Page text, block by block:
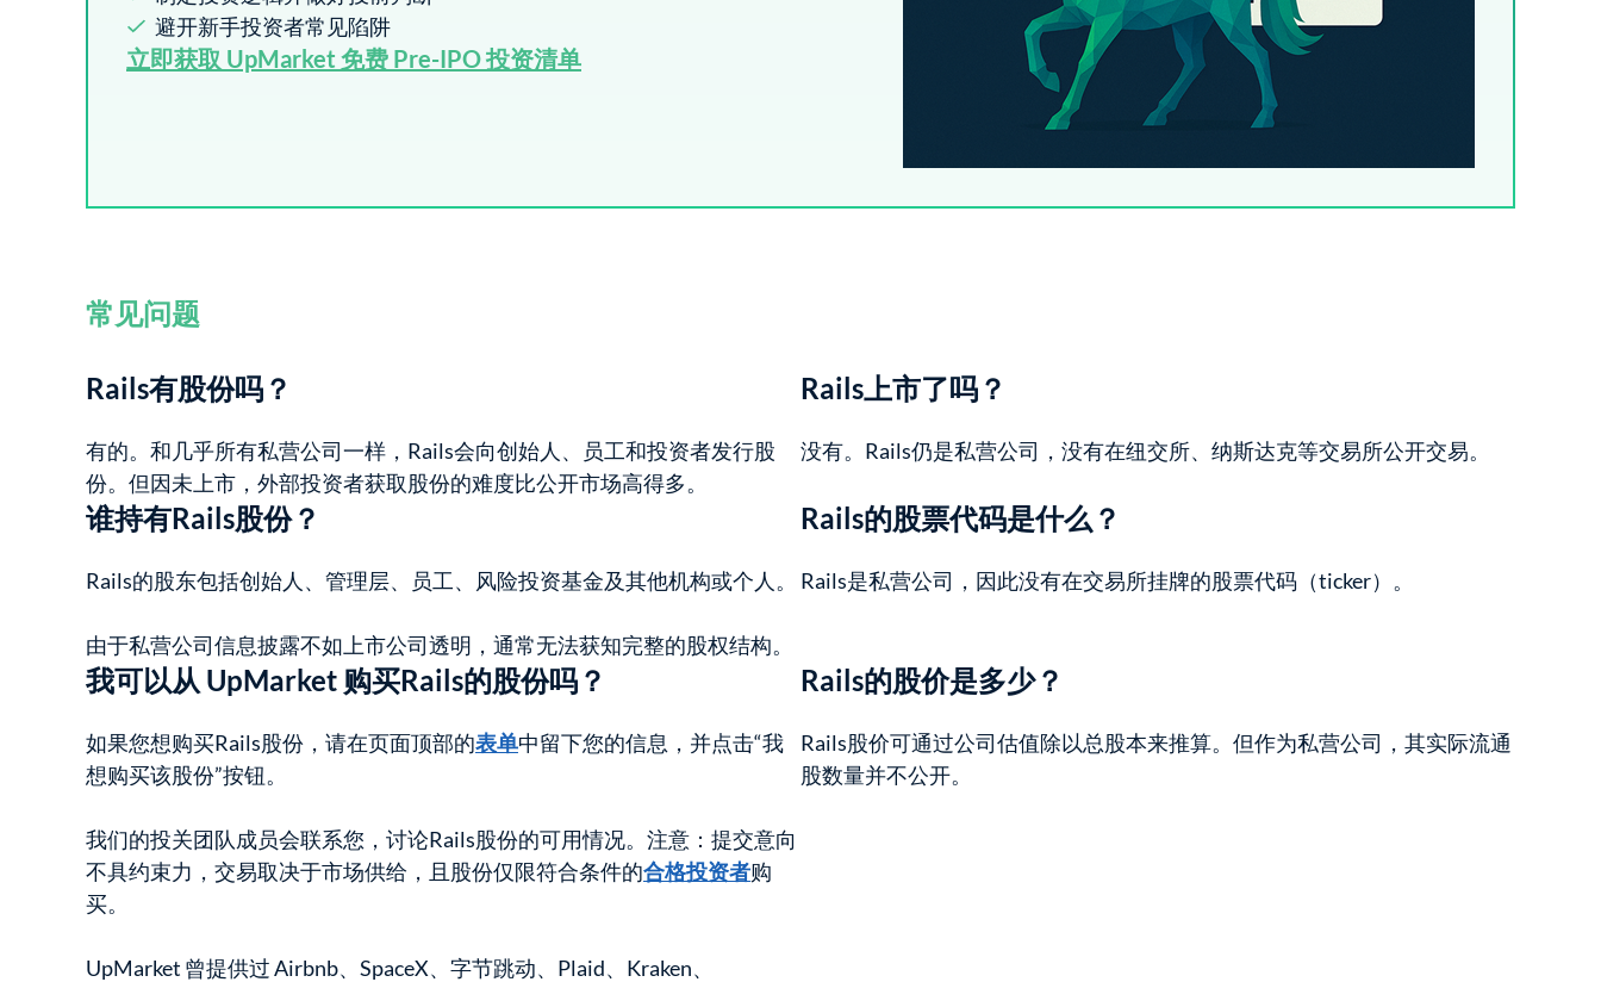
避开新手投资者常见陷阱
立即获取 UpMarket 免费 Pre-IPO 投资清单​
常见问题
Rails有股份吗？
有的。和几乎所有私营公司一样，Rails会向创始人、员工和投资者发行股
份。但因未上市，外部投资者获取股份的难度比公开市场高得多。
Rails上市了吗？
没有。Rails仍是私营公司，没有在纽交所、纳斯达克等交易所公开交易。
谁持有Rails股份？
Rails的股东包括创始人、管理层、员工、风险投资基金及其他机构或个人。
由于私营公司信息披露不如上市公司透明，通常无法获知完整的股权结构。
Rails的股票代码是什么？
Rails是私营公司，因此没有在交易所挂牌的股票代码（ticker）。
我可以从 UpMarket 购买Rails的股份吗？
如果您想购买Rails股份，请在页面顶部的表单中留下您的信息，并点击“我
想购买该股份”按钮。
我们的投关团队成员会联系您，讨论Rails股份的可用情况。注意：提交意向
不具约束力，交易取决于市场供给，且股份仅限符合条件的合格投资者购
买。
UpMarket 曾提供过 Airbnb、SpaceX、字节跳动、Plaid、Kraken、
Rails的股价是多少？
Rails股价可通过公司估值除以总股本来推算。但作为私营公司，其实际流通
股数量并不公开。